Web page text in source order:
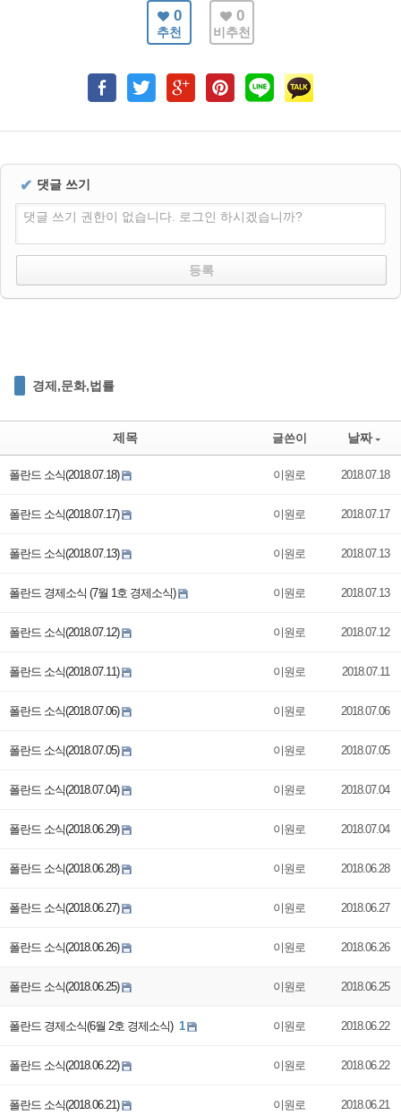
0
추천
0
비추천
✔ 댓글 쓰기
댓글 쓰기 권한이 없습니다. 로그인 하시겠습니까?
경제,문화,법률
제목 글쓴이 날짜
폴란드 소식(2018.07.18) 이원로 2018.07.18
폴란드 소식(2018.07.17) 이원로 2018.07.17
폴란드 소식(2018.07.13) 이원로 2018.07.13
폴란드 경제소식 (7월 1호 경제소식) 이원로 2018.07.13
폴란드 소식(2018.07.12) 이원로 2018.07.12
폴란드 소식(2018.07.11) 이원로 2018.07.11
폴란드 소식(2018.07.06) 이원로 2018.07.06
폴란드 소식(2018.07.05) 이원로 2018.07.05
폴란드 소식(2018.07.04) 이원로 2018.07.04
폴란드 소식(2018.06.29) 이원로 2018.07.04
폴란드 소식(2018.06.28) 이원로 2018.06.28
폴란드 소식(2018.06.27) 이원로 2018.06.27
폴란드 소식(2018.06.26) 이원로 2018.06.26
폴란드 소식(2018.06.25) 이원로 2018.06.25
폴란드 경제소식(6월 2호 경제소식) 1 이원로 2018.06.22
폴란드 소식(2018.06.22) 이원로 2018.06.22
폴란드 소식(2018.06.21) 이원로 2018.06.21